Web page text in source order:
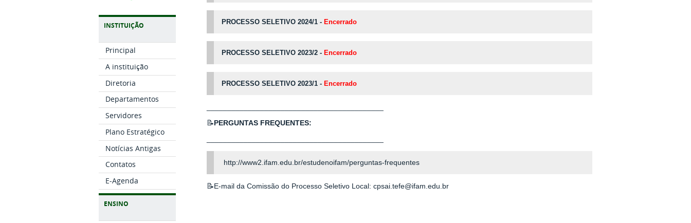
INSTITUIÇÃO
Principal
A instituição
Diretoria
Departamentos
Servidores
Plano Estratégico
Notícias Antigas
Contatos
E-Agenda
ENSINO
PROCESSO SELETIVO 2024/1- Encerrado
PROCESSO SELETIVO 2023/2- Encerrado
PROCESSO SELETIVO 2023/1- Encerrado
📝PERGUNTAS FREQUENTES:
http://www2.ifam.edu.br/estudenoifam/perguntas-frequentes
📝E-mail da Comissão do Processo Seletivo Local: cpsai.tefe@ifam.edu.br